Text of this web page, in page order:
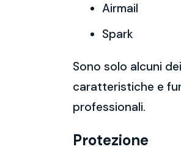
Airmail
Spark
Sono solo alcuni
caratteristiche e
professionali.
Protezione